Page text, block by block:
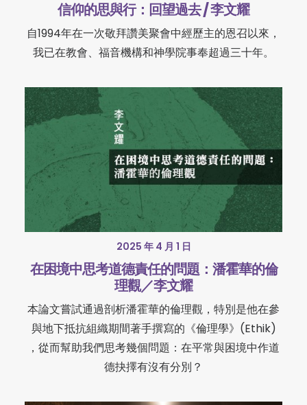
信仰的思與行：回望過去 / 李文耀
自1994年在一次敬拜讚美聚會中經歷主的恩召以來，
我已在教會、福音機構和神學院事奉超過三十年。
2025 年 4 月 1 日
在困境中思考道德責任的問題：潘霍華的倫
理觀／李文耀
本論文嘗試通過剖析潘霍華的倫理觀，特別是他在參
與地下抵抗組織期間著手撰寫的《倫理學》(Ethik)
，從而幫助我們思考幾個問題：在平常與困境中作道
德抉擇有沒有分別？